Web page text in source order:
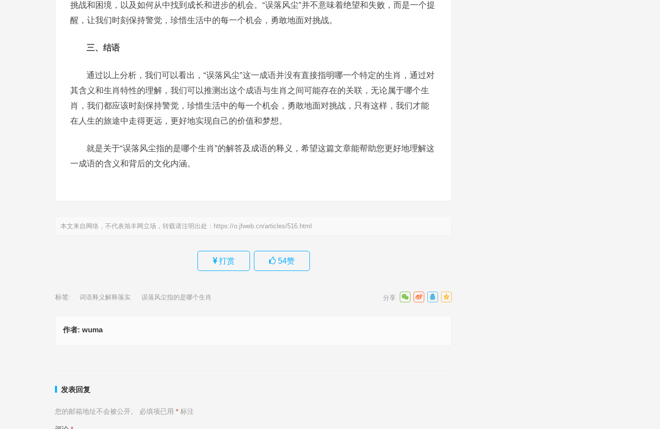
挑战和困境，以及如何从中找到成长和进步的机会。“误落风尘”并不意味着绝望和失败，而是一个提
醒，让我们时刻保持警觉，珍惜生活中的每一个机会，勇敢地面对挑战。
三、结语
通过以上分析，我们可以看出，“误落风尘”这一成语并没有直接指明哪一个特定的生肖，通过对
其含义和生肖特性的理解，我们可以推测出这个成语与生肖之间可能存在的关联，无论属于哪个生
肖，我们都应该时刻保持警觉，珍惜生活中的每一个机会，勇敢地面对挑战，只有这样，我们才能
在人生的旅途中走得更远，更好地实现自己的价值和梦想。
就是关于“误落风尘指的是哪个生肖”的解答及成语的释义，希望这篇文章能帮助您更好地理解这
一成语的含义和背后的文化内涵。
本文来自网络，不代表旭丰网立场，转载请注明出处： https://o.jfweb.cn/articles/516.html
打赏 54赞
标签: 词语释义解释落实 误落风尘指的是哪个生肖
作者: wuma
发表回复
您的邮箱地址不会被公开。 必填项已用 * 标注